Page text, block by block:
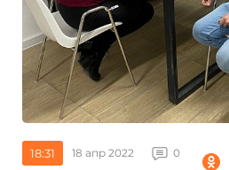
18:31 18 апр 2022 0